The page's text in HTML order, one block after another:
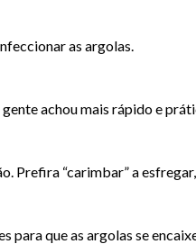
as argolas.
achou mais rápido e
Prefira “carimbar” a
que as argolas se